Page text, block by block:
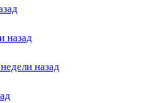
назад
назад